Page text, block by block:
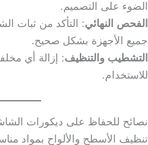
الضوء على التصميم.
الفحص النهائي: التأكد من ثبات
جميع الأجهزة بشكل صحيح.
التشطيب والتنظيف: إزالة أي
للاستخدام.
نصائح للحفاظ على ديكورات
تنظيف الأسطح والألواح بمواد